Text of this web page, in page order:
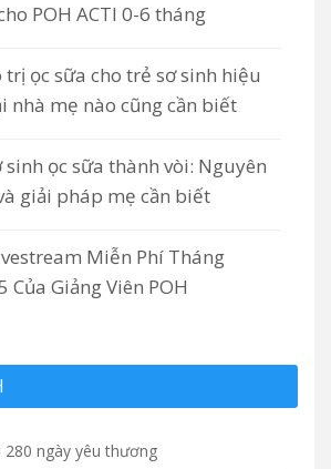
POH ACTI 0-6 tháng
trị ọc sữa cho trẻ sơ sinh hiệu
nhà mẹ nào cũng cần biết
sinh ọc sữa thành vòi: Nguyên
giải pháp mẹ cần biết
Miễn Phí Tháng
Của Giảng Viên POH
280 ngày yêu thương